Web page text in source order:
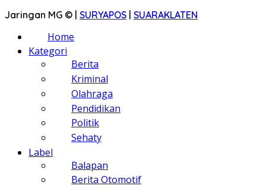
Jaringan MG © | SURYAPOS | SUARAKLATEN
Home
Kategori
Berita
Kriminal
Olahraga
Pendidikan
Politik
Sehaty
Label
Balapan
Berita Otomotif